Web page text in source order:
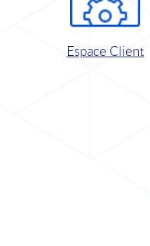
Espace Client